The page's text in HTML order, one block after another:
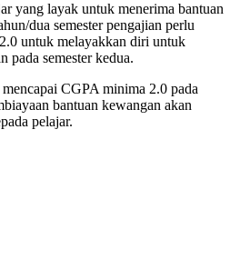
yang layak untuk menerima bantuan
dua semester pengajian perlu
untuk melayakkan diri untuk
pada semester kedua.
CGPA minima 2.0 pada
bantuan kewangan akan
pelajar.